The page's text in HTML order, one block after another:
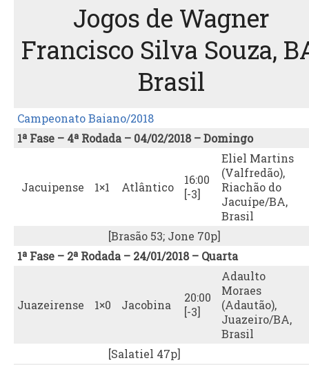
Jogos de Wagner
Francisco Silva Souza,
Brasil
Campeonato Baiano/2018
1ª Fase – 4ª Rodada – 04/02/2018 – Domingo
Jacuipense 1×1 Atlântico
16:00
[-3]
Eliel Martins
(Valfredão),
Riachão do
Jacuípe/BA,
Brasil
[Brasão 53; Jone 70p]
1ª Fase – 2ª Rodada – 24/01/2018 – Quarta
Juazeirense 1×0 Jacobina
20:00
[-3]
Adaulto
Moraes
(Adautão),
Juazeiro/BA,
Brasil
[Salatiel 47p]